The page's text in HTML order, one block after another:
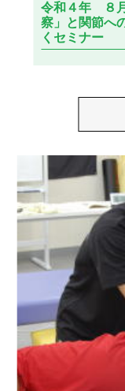
令和４年 ８
察」と関節へ
くセミナー